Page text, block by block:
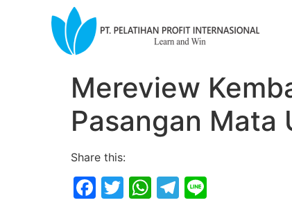
Mereview
Pasangan Mata
Share this:
Facebook
Twitter
WhatsApp
Telegram